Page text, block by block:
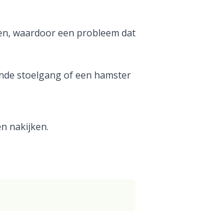
waardoor een probleem dat
stoelgang of een hamster
nakijken.